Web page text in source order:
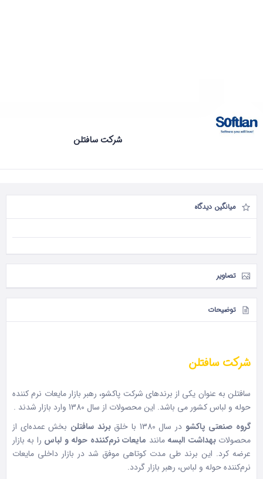
شرکت سافتلن
میانگین دیدگاه
تصاویر
توضیحات
شرکت سافتلن
سافتلن به عنوان یکی از برندهای شرکت پاکشو، رهبر بازار مایعات نرم کننده
حوله و لباس کشور می باشد. این محصولات از سال 1380 وارد بازار شدند .
گروه صنعتی پاکشو در سال 1380 با خلق برند سافتلن بخش عمده‌ای از
محصولاتبهداشت البسه مانند مایعات نرم‌کننده حوله و لباس را به بازار
عرضه کرد. این برند طی مدت کوتاهی موفق شد در بازار داخلی مایعات
نرم‌کننده حوله و لباس، رهبر بازار گردد.